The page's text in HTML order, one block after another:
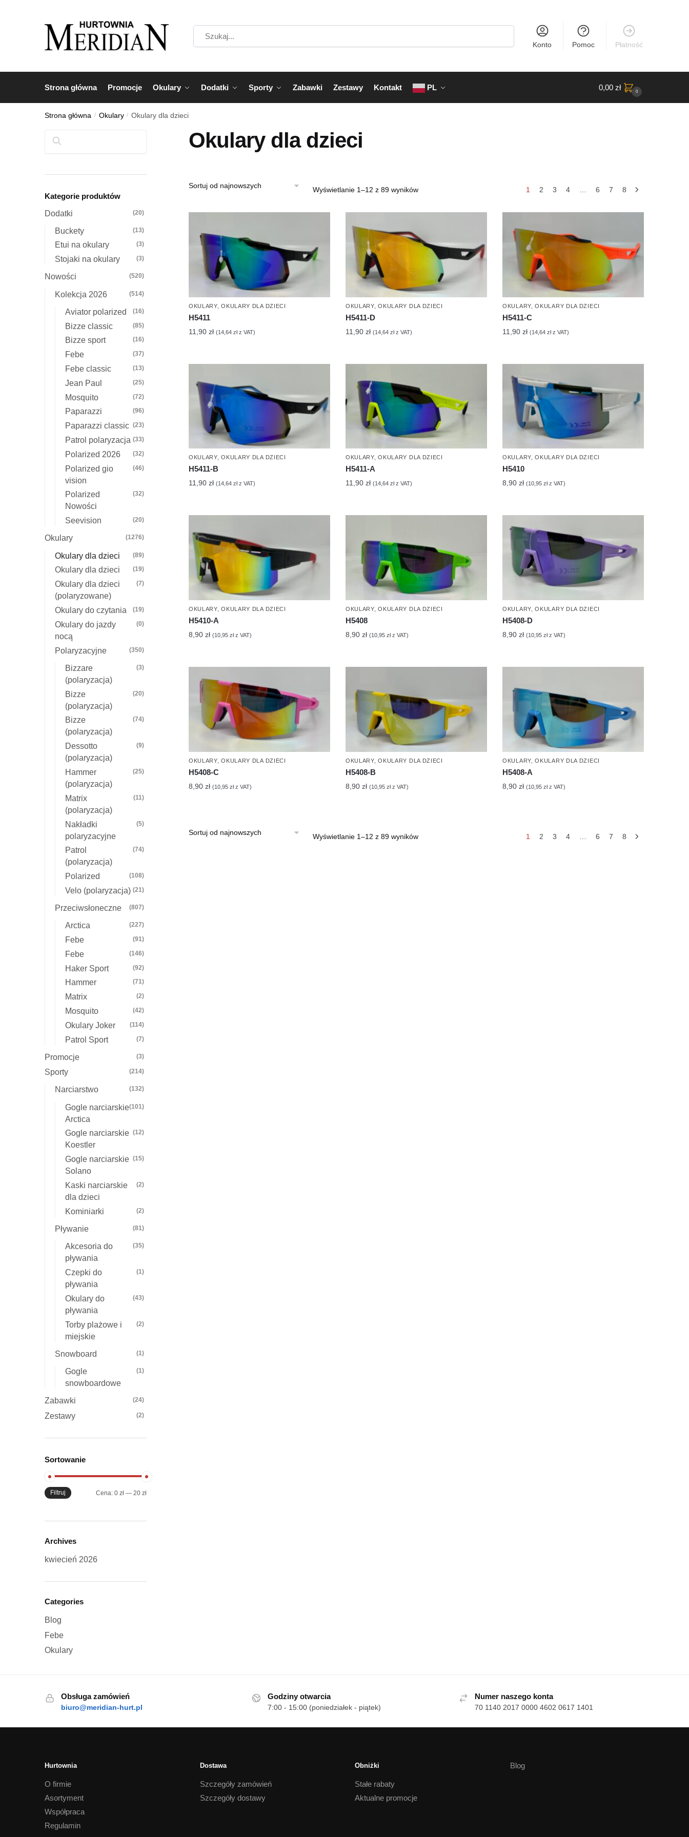
Konto Pomoc Płatność
Strona główna Promocje Okulary Dodatki Sporty Zabawki Zestawy Kontakt PL 0,00 zł 0
Strona główna / Okulary / Okulary dla dzieci
Okulary dla dzieci
Wyświetlanie 1–12 z 89 wynikówPosortowane
najnowszych
1 2 3 4 6 7 8
OKULARY,OKULARY DLA DZIECI
H5411
11,90 zł (14,64 złz VAT)
OKULARY,OKULARY DLA DZIECI
H5411-D
11,90 zł (14,64 złz VAT)
OKULARY,OKULARY DLA DZIECI
H5411-C
11,90zł (14,64złz VAT)
OKULARY,OKULARY DLA DZIECI
H5411-B
11,90 zł (14,64 złz VAT)
OKULARY,OKULARY DLA DZIECI
H5411-A
11,90 zł (14,64 złz VAT)
OKULARY,OKULARY DLA DZIECI
H5410
8,90zł (10,95złz VAT)
OKULARY,OKULARY DLA DZIECI
H5410-A
8,90 zł (10,95 złz VAT)
OKULARY,OKULARY DLA DZIECI
H5408
8,90 zł (10,95 złz VAT)
OKULARY,OKULARY DLA DZIECI
H5408-D
8,90zł (10,95złz VAT)
OKULARY,OKULARY DLA DZIECI
H5408-C
8,90 zł (10,95 złz VAT)
OKULARY,OKULARY DLA DZIECI
H5408-B
8,90 zł (10,95 złz VAT)
OKULARY,OKULARY DLA DZIECI
H5408-A
8,90zł (10,95złz VAT)
Wyświetlanie 1–12 z 89 wynikówPosortowane
1 2 3 4 6 7 8
Szukaj
Kategorie produktów
Dodatki
(20)
Buckety (13)
Etui na okulary (3)
Stojaki na okulary (3)
Nowości (520)
Kolekcja 2026 (514)
Aviator polarized (16)
Bizze classic (85)
Bizze sport (16)
Febe (37)
Febe classic (13)
Jean Paul (25)
Mosquito (72)
Paparazzi (96)
Paparazzi classic (23)
Patrol polaryzacja (33)
Polarized 2026 (32)
Polarized gio
vision
(46)
Polarized
Nowości
(32)
Seevision (20)
Okulary (1276)
Okulary dla dzieci (89)
Okulary dla dzieci (19)
Okulary dla dzieci
(polaryzowane)
(7)
Okulary do czytania (19)
Okulary do jazdy
nocą
(0)
Polaryzacyjne (350)
Bizzare
(polaryzacja)
(3)
Bizze
(polaryzacja)
(20)
Bizze
(polaryzacja)
(74)
Dessotto
(polaryzacja)
(9)
Hammer
(polaryzacja)
(25)
Matrix
(polaryzacja)
(11)
Nakładki
polaryzacyjne
(5)
Patrol
(polaryzacja)
(74)
Polarized (108)
Velo (polaryzacja) (21)
Przeciwsłoneczne (807)
Arctica (227)
Febe (91)
Febe (146)
Haker Sport (92)
Hammer (71)
Matrix (2)
Mosquito (42)
Okulary Joker (114)
Patrol Sport (7)
Promocje (3)
Sporty (214)
Narciarstwo (132)
Gogle narciarskie
Arctica
(101)
Gogle narciarskie
Koestler
(12)
Gogle narciarskie
Solano
(15)
Kaski narciarskie
dla dzieci
(2)
Kominiarki (2)
Pływanie (81)
Akcesoria do
pływania
(35)
Czepki do
pływania
(1)
Okulary do
pływania
(43)
Torby plażowe i
miejskie
(2)
Snowboard (1)
Gogle
snowboardowe
(1)
Zabawki (24)
Zestawy (2)
Sortowanie
Cena
Cena
Filtruj Cena: 0 zł— 20 zł
Archives
kwiecień 2026
Categories
Blog
Febe
Okulary
Obsługa zamówień
biuro@meridian-hurt.pl
Godziny otwarcia
7:00 - 15:00 (poniedziałek - piątek)
Numer naszego konta
70 1140 2017 0000 4602 0617 1401
Hurtownia
O firmie
Asortyment
Współpraca
Regulamin
Dostawa
Szczegóły zamówień
Szczegóły dostawy
Obniżki
Stałe rabaty
Aktualne promocje
Blog